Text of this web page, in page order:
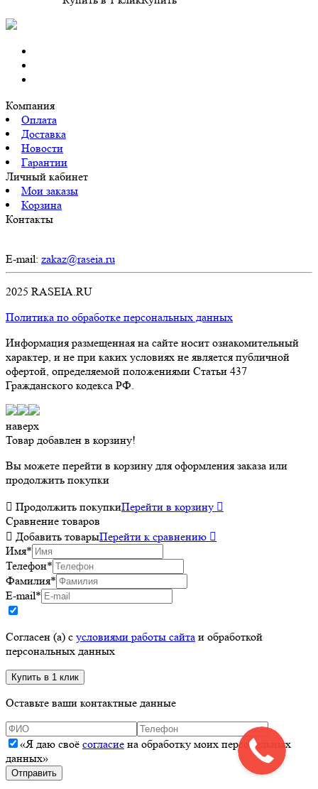
Компания
Оплата
Доставка
Новости
Гарантии
Личный кабинет
Мои заказы
Корзина
Контакты
E-mail: zakaz@raseia.ru
2025 RASEIA.RU
Политика по обработке персональных данных
Информация размещенная на сайте носит ознакомительный
характер, и не при каких условиях не является публичной
офертой, определяемой положениями Статьи 437
Гражданского кодекса РФ.
наверх
Товар добавлен в корзину!
Вы можете перейти в корзину для оформления заказа или
продолжить покупки
 Продолжить покупкиПерейти в корзину 
Сравнение товаров
 Добавить товарыПерейти к сравнению 
Имя*
Телефон*
Фамилия*
E-mail*
Согласен (а) с условиями работы сайта и обработкой
персональных данных
Оставьте ваши контактные данные
«Я даю своё согласие на обработку моих персональных
данных»